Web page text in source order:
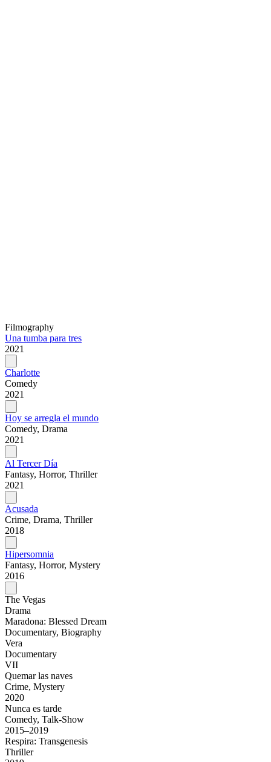
Filmography
Una tumba para tres
2021
Charlotte
Comedy
2021
Hoy se arregla el mundo
Comedy, Drama
2021
Al Tercer Día
Fantasy, Horror, Thriller
2021
Acusada
Crime, Drama, Thriller
2018
Hipersomnia
Fantasy, Horror, Mystery
2016
The Vegas
Drama
Maradona: Blessed Dream
Documentary, Biography
Vera
Documentary
VII
Quemar las naves
Crime, Mystery
2020
Nunca es tarde
Comedy, Talk-Show
2015–2019
Respira: Transgenesis
Thriller